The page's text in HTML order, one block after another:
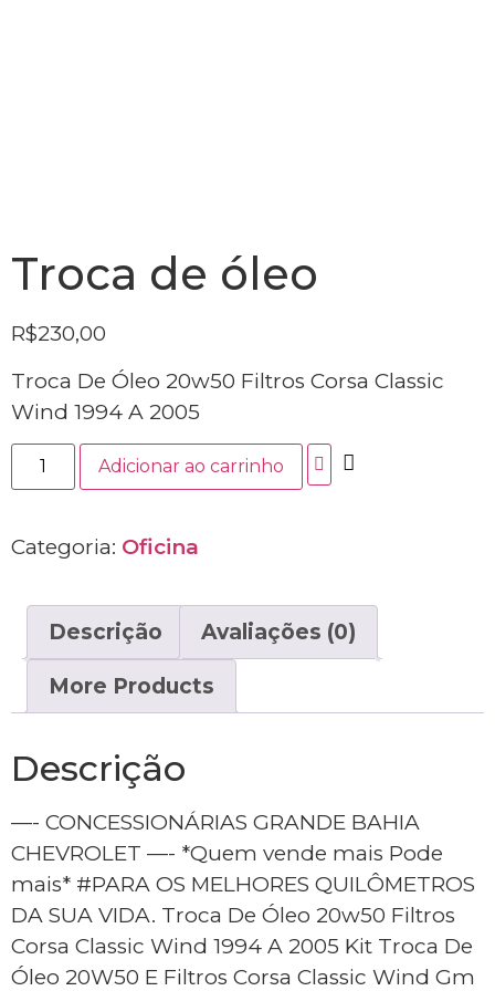
Troca de óleo
R$230,00
Troca De Óleo 20w50 Filtros Corsa Classic
Wind 1994 A 2005
Adicionar ao carrinho
Categoria: Oficina
Descrição Avaliações (0)
More Products
Descrição
—- CONCESSIONÁRIAS GRANDE BAHIA
CHEVROLET —- *Quem vende mais Pode
mais* #PARA OS MELHORES QUILÔMETROS
DA SUA VIDA. Troca De Óleo 20w50 Filtros
Corsa Classic Wind 1994 A 2005 Kit Troca De
Óleo 20W50 E Filtros Corsa Classic Wind Gm